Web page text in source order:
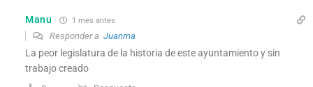
Manu 1 mes antes
Responder a Juanma
La peor legislatura de la historia de este ayuntamiento y sin
trabajo creado